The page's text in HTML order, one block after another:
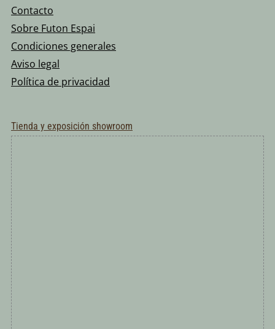
Contacto
Sobre Futon Espai
Condiciones generales
Aviso legal
Política de privacidad
Tienda y exposición showroom